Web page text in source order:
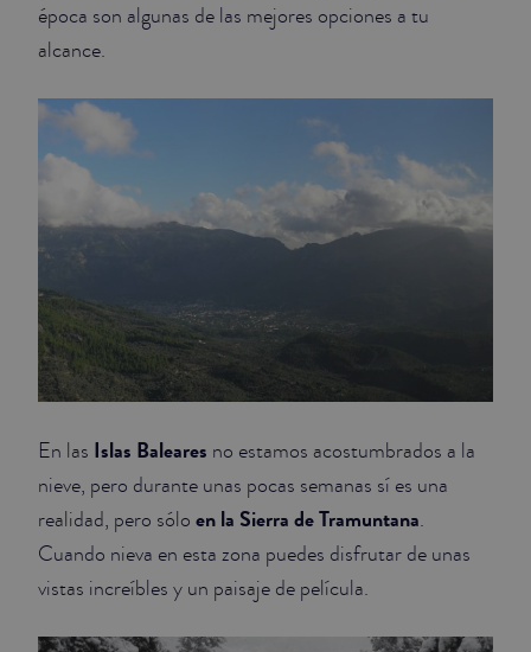
época son algunas de las mejores opciones a tu
alcance.
En las Islas Baleares no estamos acostumbrados a la
nieve, pero durante unas pocas semanas sí es una
realidad, pero sólo en la Sierra de Tramuntana.
Cuando nieva en esta zona puedes disfrutar de unas
vistas increíbles y un paisaje de película.
SUPERIOR